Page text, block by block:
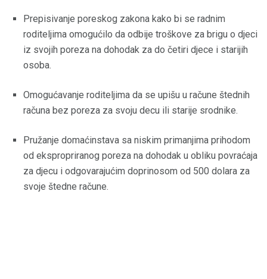
Prepisivanje poreskog zakona kako bi se radnim
roditeljima omogućilo da odbije troškove za brigu o djeci
iz svojih poreza na dohodak za do četiri djece i starijih
osoba.
Omogućavanje roditeljima da se upišu u račune štednih
računa bez poreza za svoju decu ili starije srodnike.
Pružanje domaćinstava sa niskim primanjima prihodom
od ekspropriranog poreza na dohodak u obliku povraćaja
za djecu i odgovarajućim doprinosom od 500 dolara za
svoje štedne račune.